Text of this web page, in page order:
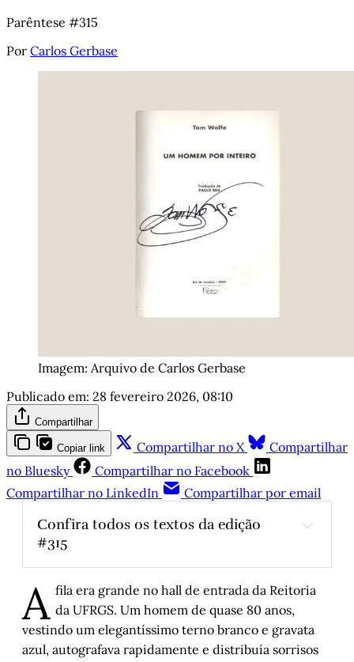
Parêntese #315
Por Carlos Gerbase
Imagem: Arquivo de Carlos Gerbase
Publicado em: 28 fevereiro 2026, 08:10
Compartilhar
Copiar link Compartilhar no X
Compartilhar
no Bluesky
Compartilhar no Facebook
Compartilhar no LinkedIn
Compartilhar por email
Confira todos os textos da edição
#315
Saudades do Cais Mauá aberto à cidade
Histórias de Autógrafos: Tom Wolfe em “Um
Homem Por Inteiro”
Thiago Lacerda, medida por medida
A fila era grande no hall de entrada da Reitoria
da UFRGS. Um homem de quase 80 anos,
vestindo um elegantíssimo terno branco e gravata
azul, autografava rapidamente e distribuía sorrisos